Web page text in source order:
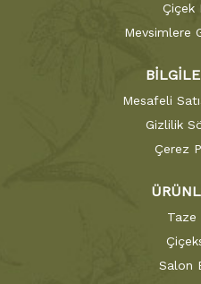
Çiçek
Mevsimlere
Mesafeli
Gizlilik
Çerez
Taze
Salon